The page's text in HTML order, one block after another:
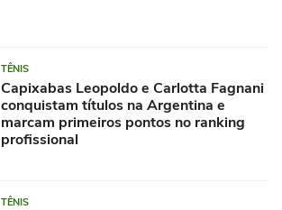
TÊNIS
Capixabas Leopoldo e Carlotta Fagnani
conquistam títulos na Argentina e
marcam primeiros pontos no ranking
profissional
TÊNIS